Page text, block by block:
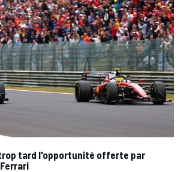
tard l'opportunité offerte par